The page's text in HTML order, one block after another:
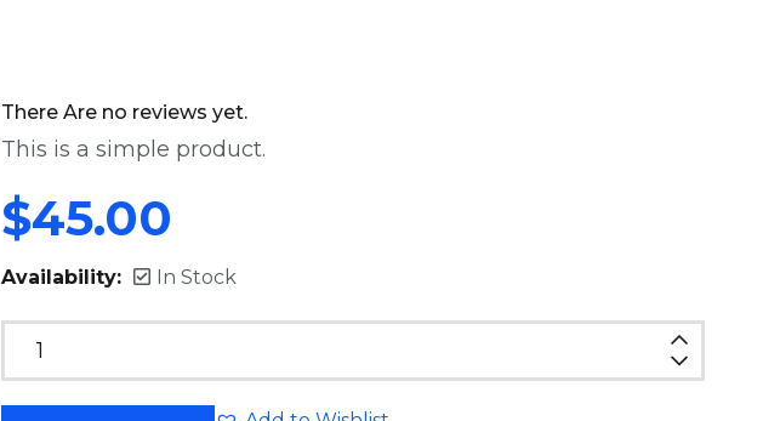
There Are no reviews yet.
This is a simple product.
$45.00
Availability: In Stock